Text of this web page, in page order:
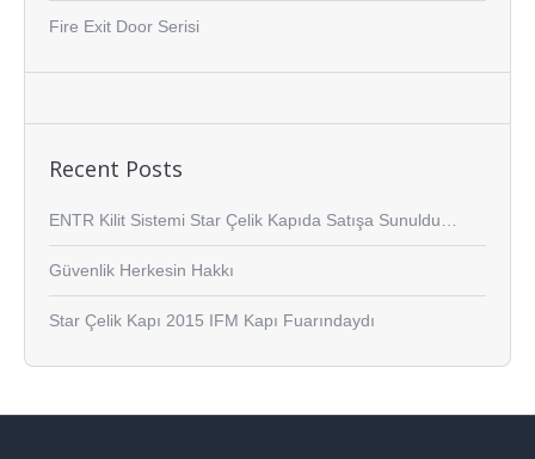
Fire Exit Door Serisi
Recent Posts
ENTR Kilit Sistemi Star Çelik Kapıda Satışa Sunuldu…
Güvenlik Herkesin Hakkı
Star Çelik Kapı 2015 IFM Kapı Fuarındaydı